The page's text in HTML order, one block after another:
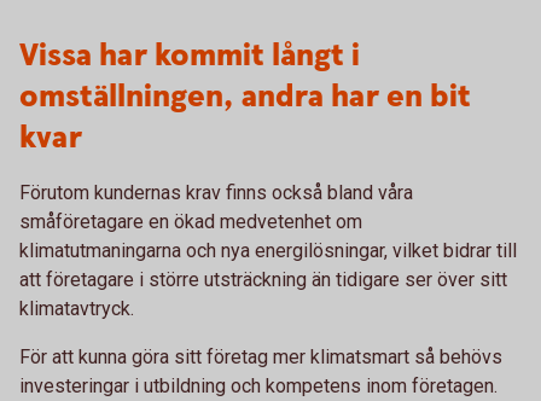
Vissa har kommit långt i
omställningen, andra har en bit
kvar
Förutom kundernas krav finns också bland våra
småföretagare en ökad medvetenhet om
klimatutmaningarna och nya energilösningar, vilket bidrar till
att företagare i större utsträckning än tidigare ser över sitt
klimatavtryck.
För att kunna göra sitt företag mer klimatsmart så behövs
investeringar i utbildning och kompetens inom företagen.